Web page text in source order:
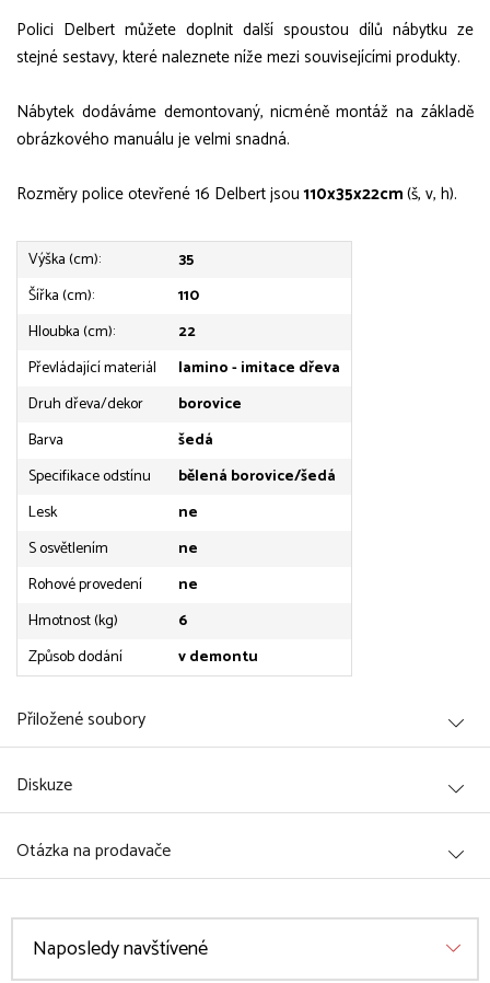
Polici Delbert můžete doplnit další spoustou dílů nábytku ze
stejné sestavy, které naleznete níže mezi souvisejícími produkty.
Nábytek dodáváme demontovaný, nicméně montáž na základě
obrázkového manuálu je velmi snadná.
Rozměry police otevřené 16 Delbert jsou110x35x22cm(š, v, h).
Výška (cm):
35
Šířka (cm):
110
Hloubka (cm):
22
Převládající materiál
lamino - imitace dřeva
Druh dřeva/dekor
borovice
Barva
šedá
Specifikace odstínu
bělená borovice/šedá
Lesk
ne
S osvětlením
ne
Rohové provedení
ne
Hmotnost (kg)
6
Způsob dodání
v demontu
Přiložené soubory
Diskuze
Otázka na prodavače
Naposledy navštívené